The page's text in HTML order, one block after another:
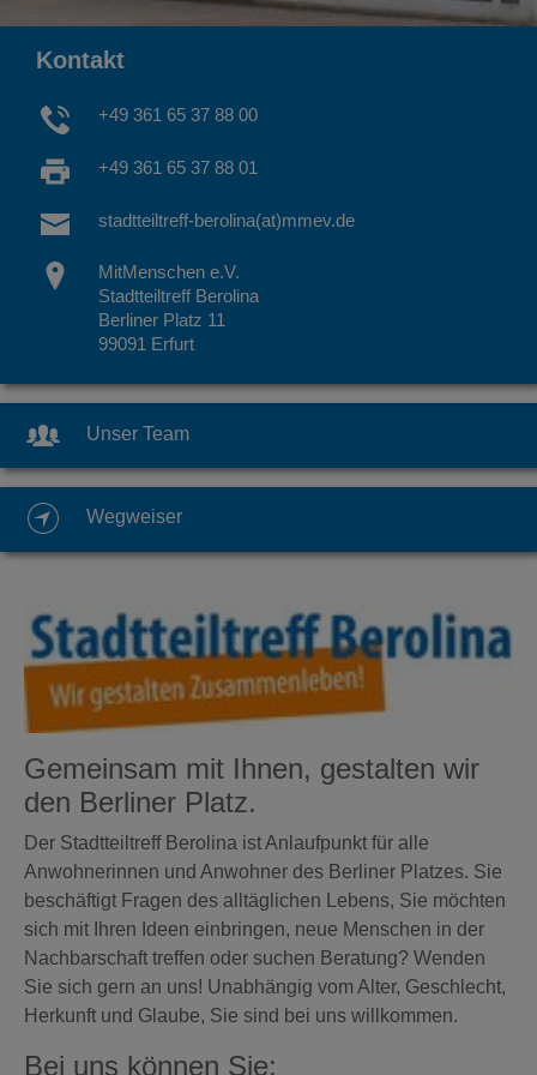
Kontakt
+49 361 65 37 88 00
+49 361 65 37 88 01
stadtteiltreff-berolina(at)mmev.de
MitMenschen e.V.
Stadtteiltreff Berolina
Berliner Platz 11
99091 Erfurt
Unser Team
Wegweiser
Gemeinsam mit Ihnen, gestalten wir
den Berliner Platz.
Der Stadtteiltreff Berolina ist Anlaufpunkt für alle
Anwohnerinnen und Anwohner des Berliner Platzes. Sie
beschäftigt Fragen des alltäglichen Lebens, Sie möchten
sich mit Ihren Ideen einbringen, neue Menschen in der
Nachbarschaft treffen oder suchen Beratung? Wenden
Sie sich gern an uns! Unabhängig vom Alter, Geschlecht,
Herkunft und Glaube, Sie sind bei uns willkommen.
Bei uns können Sie: